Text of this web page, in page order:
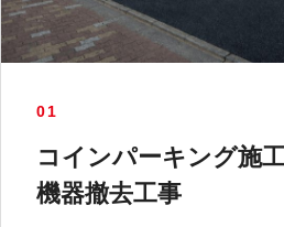
01
コインパーキング施工
機器撤去工事